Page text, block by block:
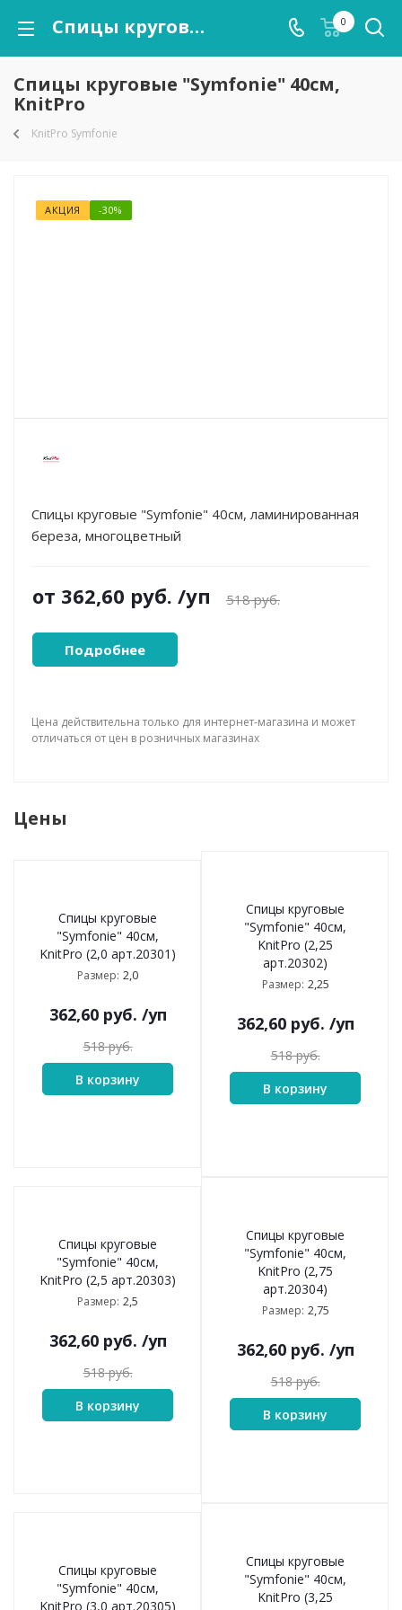
Спицы круговые "Symfonie" 40см, KnitPro 0
Спицы круговые "Symfonie" 40см,
KnitPro
KnitPro Symfonie
АКЦИЯ -30%
Спицы круговые "Symfonie" 40см, ламинированная
береза, многоцветный
от 362,60 руб. /уп 518 руб.
Подробнее
Цена действительна только для интернет-магазина и может
отличаться от цен в розничных магазинах
Цены
Спицы круговые
"Symfonie" 40см,
KnitPro (2,0 арт.20301)
Размер: 2,0
362,60руб. /уп
518руб.
В корзину
Спицы круговые
"Symfonie" 40см,
KnitPro (2,25
арт.20302)
Размер: 2,25
362,60руб. /уп
518руб.
В корзину
Спицы круговые
"Symfonie" 40см,
KnitPro (2,5 арт.20303)
Размер: 2,5
362,60руб. /уп
518руб.
В корзину
Спицы круговые
"Symfonie" 40см,
KnitPro (2,75
арт.20304)
Размер: 2,75
362,60руб. /уп
518руб.
В корзину
Спицы круговые
"Symfonie" 40см,
KnitPro (3,0 арт.20305)
Спицы круговые
"Symfonie" 40см,
KnitPro (3,25